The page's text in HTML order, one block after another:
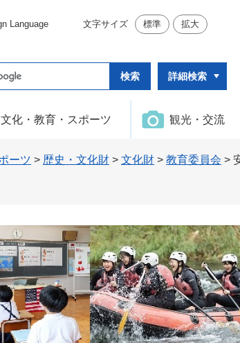
Language 文字サイズ 標準 拡大
詳細検索
文化・教育・スポーツ 観光・交流
ーツ > 歴史・文化財 > 文化財 > 教育委員会 >